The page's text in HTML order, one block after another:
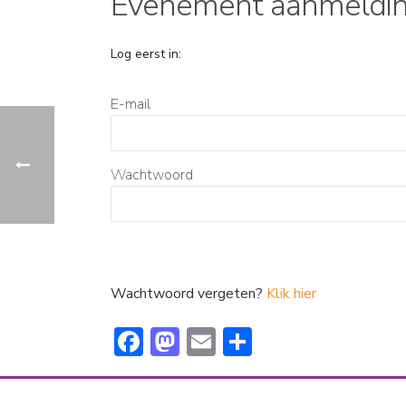
Log eerst in:
E-mail
Wachtwoord
Wachtwoord vergeten? Klik hier
F
ac
M
a
E
m el